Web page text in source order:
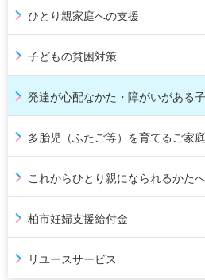
ひとり親家庭への支援
子どもの貧困対策
発達が心配なかた・障がいがある
多胎児（ふたご等）を育てるご家
これからひとり親になられるかたへ
柏市妊婦支援給付金
リユースサービス